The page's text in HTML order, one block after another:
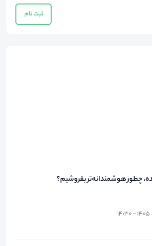
ثبت نام
چطور هوشمندانه‌تر بفروشیم؟